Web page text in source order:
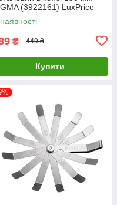
(3922161) LuxPrice
₴ 449 ₴
Купити